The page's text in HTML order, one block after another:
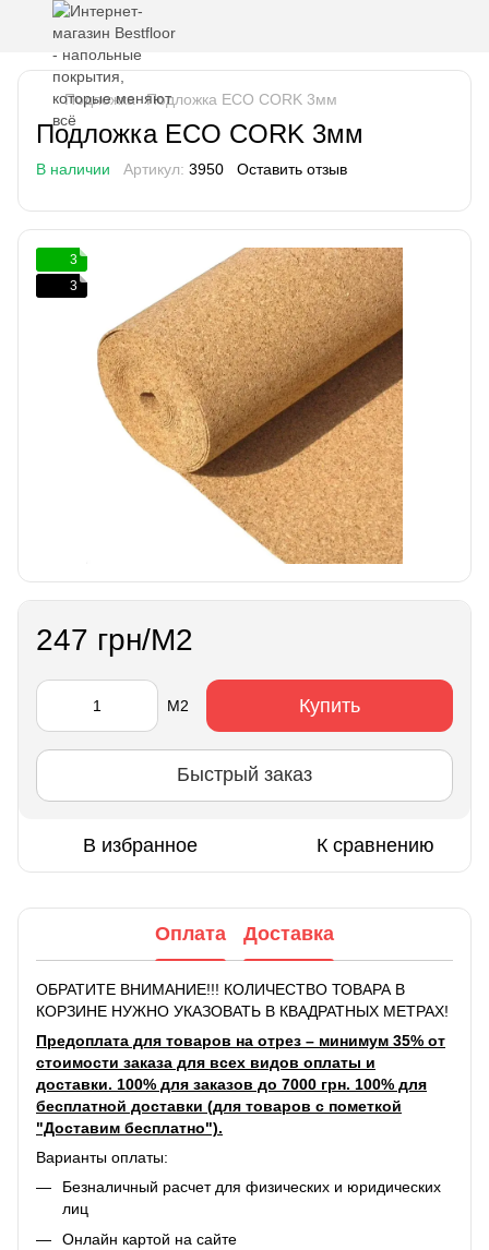
Подложка Подложка ECO CORK 3мм
Подложка ECO CORK 3мм
В наличии Артикул: 3950 Оставить отзыв
3
3
247 грн/М2
М2 Купить
Быстрый заказ
В избранное К сравнению
Оплата Доставка
ОБРАТИТЕ ВНИМАНИЕ!!! КОЛИЧЕСТВО ТОВАРА В
КОРЗИНЕ НУЖНО УКАЗОВАТЬ В КВАДРАТНЫХ МЕТРАХ!
Предоплата для товаров на отрез – минимум 35% от
стоимости заказа для всех видов оплаты и
доставки. 100% для заказов до 7000 грн. 100% для
бесплатной доставки (для товаров с пометкой
"Доставим бесплатно").
Варианты оплаты:
Безналичный расчет для физических и юридических
лиц
Онлайн картой на сайте